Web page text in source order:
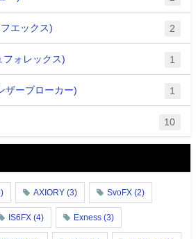
エックス) 2
ォレックス) 1
ザーブローカー) 1
10
AXIORY (3) SvoFX (2)
IS6FX (4) Exness (3)